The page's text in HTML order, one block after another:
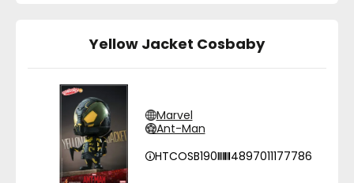
Yellow Jacket Cosbaby
Marvel
Ant-Man
HTCOSB190
4897011177786